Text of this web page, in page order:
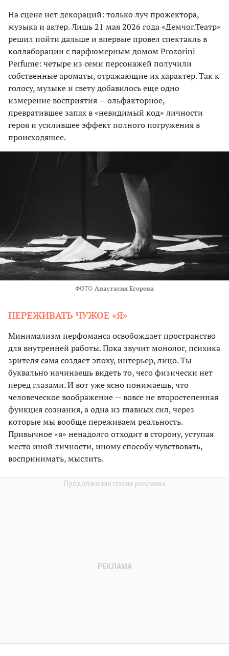
На сцене нет декораций: только луч прожектора,
музыка и актер. Лишь 21 мая 2026 года «Демчог.Театр»
решил пойти дальше и впервые провел спектакль в
коллаборации с парфюмерным домом Prozorini
Perfume: четыре из семи персонажей получили
собственные ароматы, отражающие их характер. Так к
голосу, музыке и свету добавилось еще одно
измерение восприятия — ольфакторное,
превратившее запах в «невидимый код» личности
героя и усилившее эффект полного погружения в
происходящее.
ФОТО Анастасия Егорова
ПЕРЕЖИВАТЬ ЧУЖОЕ «Я»
Минимализм перфоманса освобождает пространство
для внутренней работы. Пока звучит монолог, психика
зрителя сама создает эпоху, интерьер, лицо. Ты
буквально начинаешь видеть то, чего физически нет
перед глазами. И вот уже ясно понимаешь, что
человеческое воображение — вовсе не второстепенная
функция сознания, а одна из главных сил, через
которые мы вообще переживаем реальность.
Привычное «я» ненадолго отходит в сторону, уступая
место иной личности, иному способу чувствовать,
воспринимать, мыслить.